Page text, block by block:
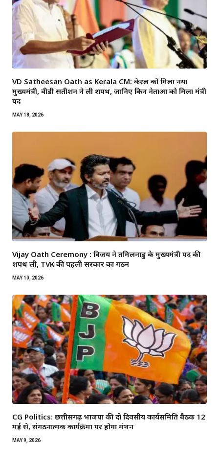
VD Satheesan Oath as Kerala CM: केरल को मिला नया
मुख्यमंत्री, वीडी सतीशन ने ली शपथ, जानिए किन नेताओं को मिला मंत्री
पद
MAY 18, 2026
Vijay Oath Ceremony : विजय ने तमिलनाडु के मुख्यमंत्री पद की
शपथ ली, TVK की पहली सरकार का गठन
MAY 10, 2026
CG Politics: छत्तीसगढ़ भाजपा की दो दिवसीय कार्यसमिति बैठक 12
मई से, संगठनात्मक कार्यक्रमों पर होगा मंथन
MAY 9, 2026